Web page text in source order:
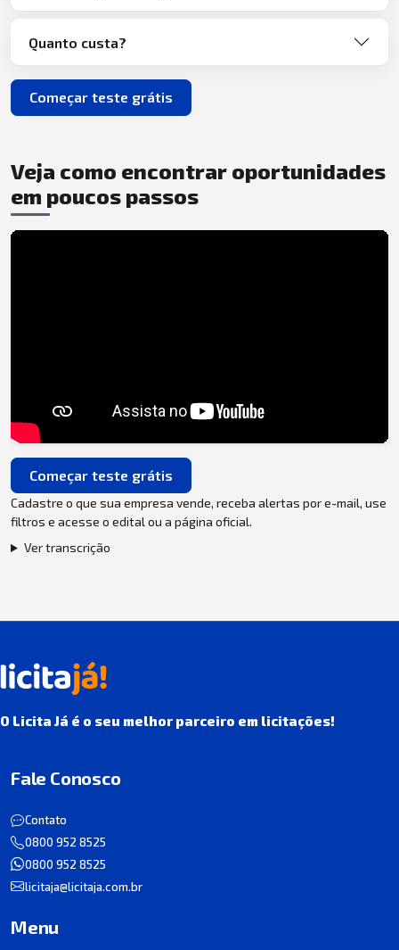
Quanto custa?
Começar teste grátis
Veja como encontrar oportunidades
em poucos passos
Começar teste grátis
Cadastre o que sua empresa vende, receba alertas por e-mail, use
filtros e acesse o edital ou a página oficial.
Ver transcrição
O Licita Já é o seu melhor parceiro em licitações!
Fale Conosco
Contato
0800 952 8525
0800 952 8525
licitaja@licitaja.com.br
Menu